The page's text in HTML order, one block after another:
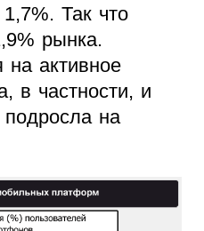
Так что
рынка.
на активное
в частности, и
на